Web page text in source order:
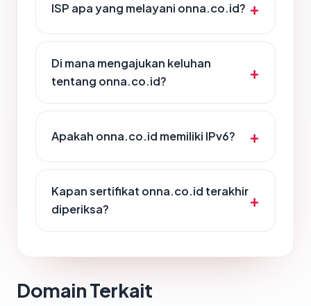
ISP apa yang melayani onna.co.id?
Di mana mengajukan keluhan
tentang onna.co.id?
Apakah onna.co.id memiliki IPv6?
Kapan sertifikat onna.co.id terakhir
diperiksa?
Domain Terkait